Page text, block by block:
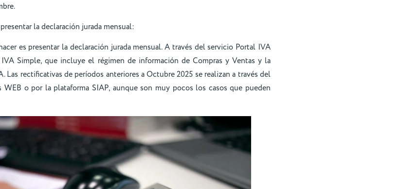
la declaración jurada mensual:
es presentar la declaración jurada mensual. A través del servicio Portal IVA
Simple, que incluye el régimen de información de Compras y Ventas y la
Las rectificativas de períodos anteriores a Octubre 2025 se realizan a través del
WEB o por la plataforma SIAP, aunque son muy pocos los casos que pueden